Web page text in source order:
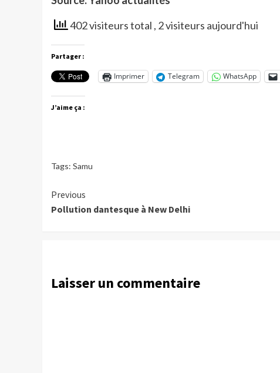
402 visiteurs total , 2 visiteurs aujourd'hui
Partager :
Imprimer Telegram WhatsApp
J’aime ça :
Tags: Samu
Continue
Reading
Previous
Pollution dantesque à New Delhi
Laisser un commentaire